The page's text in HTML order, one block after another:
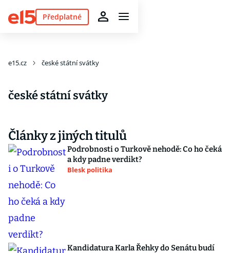
Předplatné
e15.cz české státní svátky
české státní svátky
Články z jiných titulů
Podrobnosti o Turkově nehodě: Co ho čeká
a kdy padne verdikt?
Blesk politika
Kandidatura Karla Řehky do Senátu budí